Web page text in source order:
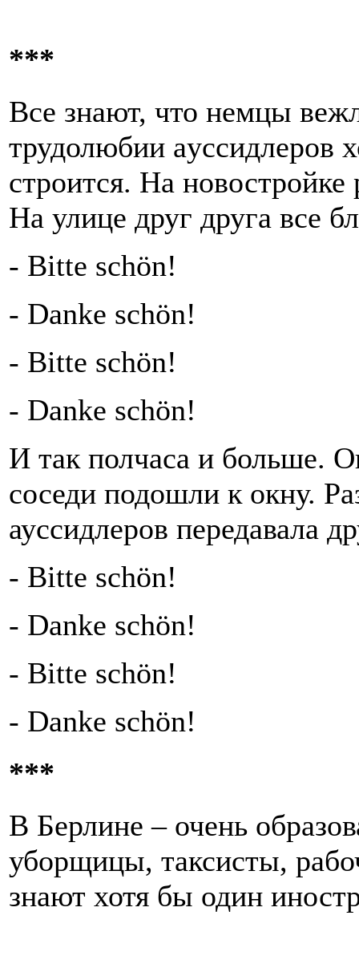
***
Все знают, что немцы
трудолюбии aуссидлеров
строится. На
На улице друг друга все
- Bitte schön!
- Danke schön!
- Bitte schön!
- Danke schön!
И так полчаса и больше.
соседи подошли к окну.
ауссидлеров передавала
- Bitte schön!
- Danke schön!
- Bitte schön!
- Danke schön!
***
В Берлине – очень
уборщицы, таксисты,
знают хотя бы один